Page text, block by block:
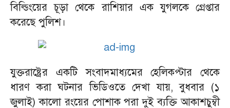
বিল্ডিংয়ের চূড়া থেকে রাশিয়ার এক যুগলকে গ্রেপ্তার
করেছে পুলিশ।
যুক্তরাষ্ট্রের একটি সংবাদমাধ্যমের হেলিকপ্টার থেকে
ধারণ করা ঘটনার ভিডিওতে দেখা যায়, বুধবার (১
জুলাই) কালো রংয়ের পোশাক পরা দুই ব্যক্তি আকাশচুম্বী